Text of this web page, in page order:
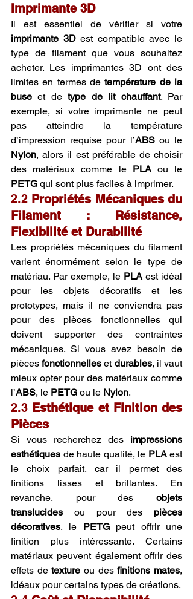
Imprimante 3D
imprimante 3D est compatible avec le
type de filament que vous souhaitez
acheter. Les imprimantes 3D ont des
limites en termes de température de la
buse et de type de lit chauffant. Par
exemple, si votre imprimante ne peut
pas atteindre la température
d’impression requise pour l’ABS
Nylon, alors il est préférable de choisir
des matériaux comme le PLA
PETG qui sont plus faciles à imprimer.
2.2 Propriétés Mécaniques du
Filament : Résistance,
Flexibilité et Durabilité
Les propriétés mécaniques du filament
varient énormément selon le type de
matériau. Par exemple, le PLA est idéal
pour les objets décoratifs et les
prototypes, mais il ne conviendra pas
pour des pièces fonctionnelles qui
doivent supporter des contraintes
mécaniques. Si vous avez besoin de
pièces fonctionnelles et durables, il vaut
mieux opter pour des matériaux comme
l’ABS, le PETG ou le Nylon.
2.3 Esthétique et Finition des
Pièces
Si vous recherchez des impressions
esthétiques de haute qualité, le PLA est
le choix parfait, car il permet des
finitions lisses et brillantes. En
revanche, pour des objets
translucides ou pour des pièces
décoratives, le PETG peut offrir une
finition plus intéressante. Certains
matériaux peuvent également offrir des
effets de texture ou des finitions mates,
idéaux pour certains types de créations.